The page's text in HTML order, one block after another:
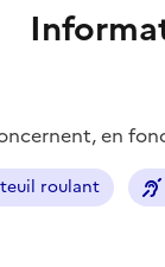
en
roulant